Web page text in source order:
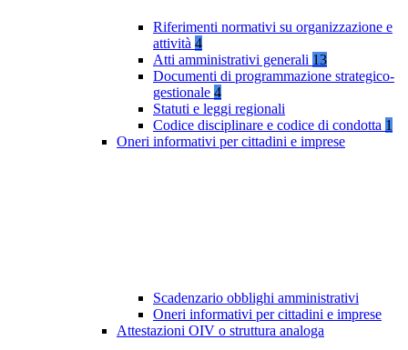
Riferimenti normativi su organizzazione e
attività 4
Atti amministrativi generali 13
Documenti di programmazione strategico-
gestionale 4
Statuti e leggi regionali
Codice disciplinare e codice di condotta 1
Oneri informativi per cittadini e imprese
Scadenzario obblighi amministrativi
Oneri informativi per cittadini e imprese
Attestazioni OIV o struttura analoga